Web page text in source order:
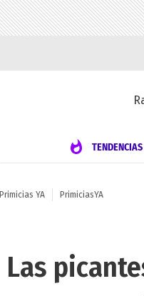
TENDENCIAS
Primicias YA PrimiciasYA
Las